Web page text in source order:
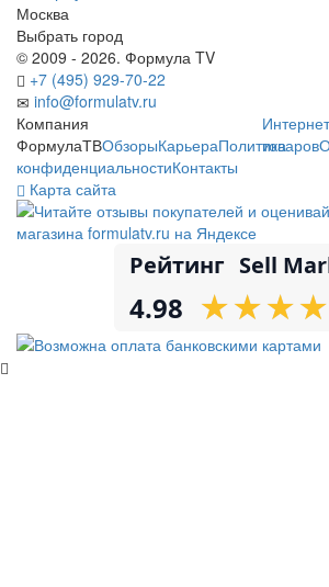
Москва
Выбрать город
© 2009 - 2026. Формула TV
+7 (495) 929-70-22
info@formulatv.ru
Компания
ФормулаТВОбзорыКарьераПолитика
конфиденциальностиКонтакты
товаров
Карта сайта
Рейтинг Sell
4.98 ★
★★
★★
★★
★